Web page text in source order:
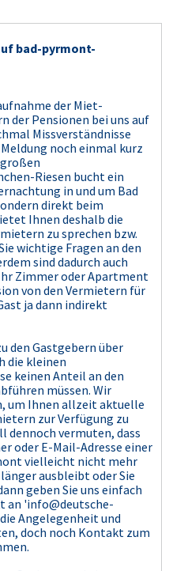
bad-pyrmont-
der Miet-
der Pensionen bei uns auf
Missverständnisse
noch einmal kurz
Riesen bucht ein
in und um Bad
direkt beim
Ihnen deshalb die
zu sprechen bzw.
wichtige Fragen an den
sind dadurch auch
Zimmer oder Apartment
von den Vermietern für
ja dann indirekt
den Gastgebern über
die kleinen
keinen Anteil an den
müssen. Wir
um Ihnen allzeit aktuelle
zur Verfügung zu
dennoch vermuten, dass
oder E-Mail-Adresse einer
vielleicht nicht mehr
ausbleibt oder Sie
geben Sie uns einfach
an 'info@deutsche-
Angelegenheit und
doch noch Kontakt zum